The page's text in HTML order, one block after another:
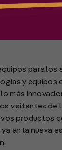
versiones de
para los
y equipos
más
visitantes de
productos
en la nueva